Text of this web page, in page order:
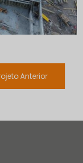
Anterior